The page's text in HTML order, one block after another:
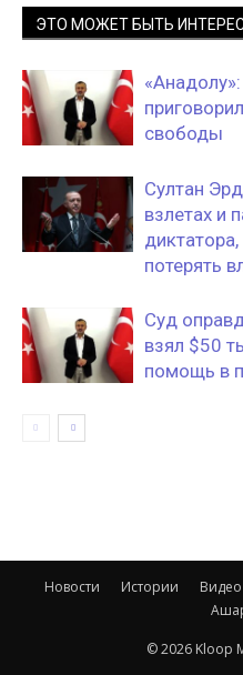
ЭТО МОЖЕТ БЫТЬ
свободы
Султан
взлетах и
потерять
Суд
взял $50
помощь в
Новости Истории Видео
© 2026 Kloop